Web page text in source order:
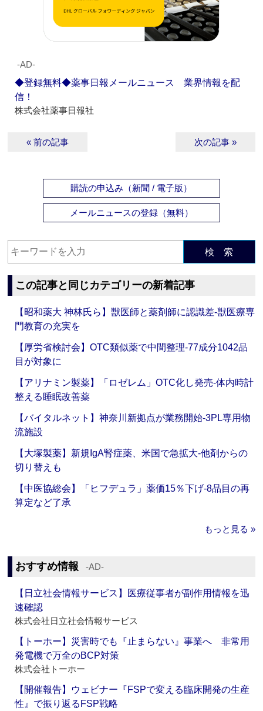
‐AD‐
◆登録無料◆薬事日報メールニュース 業界情報を配
信！
株式会社薬事日報社
« 前の記事 次の記事 »
購読の申込み（新聞 / 電子版）
メールニュースの登録（無料）
検 索
この記事と同じカテゴリーの新着記事
【昭和薬大 神林氏ら】獣医師と薬剤師に認識差‐獣医療専
門教育の充実を
【厚労省検討会】OTC類似薬で中間整理‐77成分1042品
目が対象に
【アリナミン製薬】「ロゼレム」OTC化し発売‐体内時計
整える睡眠改善薬
【バイタルネット】神奈川新拠点が業務開始‐3PL専用物
流施設
【大塚製薬】新規IgA腎症薬、米国で急拡大‐他剤からの
切り替えも
【中医協総会】「ヒフデュラ」薬価15％下げ‐8品目の再
算定など了承
もっと見る »
おすすめ情報 ‐AD‐
【日立社会情報サービス】医療従事者が副作用情報を迅
速確認
株式会社日立社会情報サービス
【トーホー】災害時でも『止まらない』事業へ 非常用
発電機で万全のBCP対策
株式会社トーホー
【開催報告】ウェビナー『FSPで変える臨床開発の生産
性』で振り返るFSP戦略